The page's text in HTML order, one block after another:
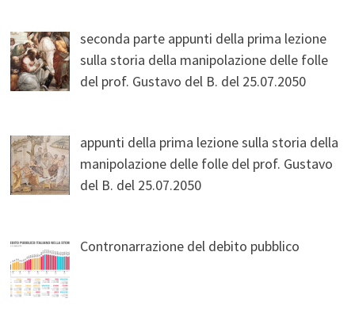
seconda parte appunti della prima lezione
sulla storia della manipolazione delle folle
del prof. Gustavo del B. del 25.07.2050
appunti della prima lezione sulla storia della
manipolazione delle folle del prof. Gustavo
del B. del 25.07.2050
Contronarrazione del debito pubblico